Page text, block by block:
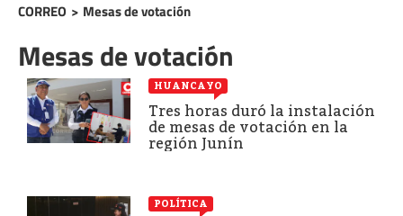
CORREO > Mesas de votación
Mesas de votación
HUANCAYO
Tres horas duró la instalación
de mesas de votación en la
región Junín
POLÍTICA